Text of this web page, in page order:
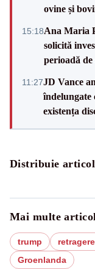
ovine și
15:18Ana Maria
solicită
perioadă de
11:27JD Vance
îndelungate
existența
Distribuie
Mai multe
trump
Groenlanda